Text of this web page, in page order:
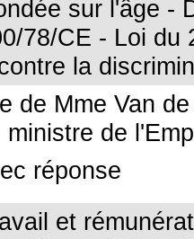
sur l'âge -
78/CE - Loi du
la
de Mme Van
de
réponse
et